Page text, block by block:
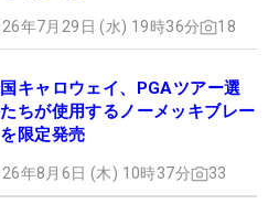
年7月29日 (水) 19時36分 18
キャロウェイ、PGAツアー選
ちが使用するノーメッキブレー
を限定発売
年8月6日 (木) 10時37分 33